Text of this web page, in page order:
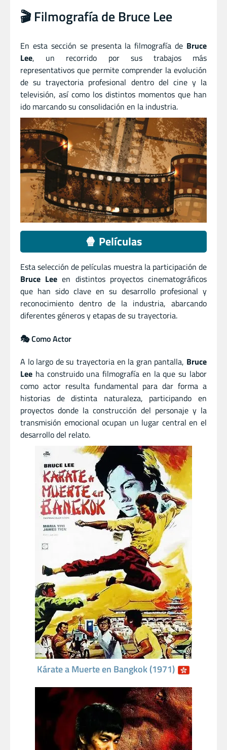
🎬 Filmografía de Bruce Lee
En esta sección se presenta la filmografía de Bruce
Lee, un recorrido por sus trabajos más
representativos que permite comprender la evolución
de su trayectoria profesional dentro del cine y la
televisión, así como los distintos momentos que han
ido marcando su consolidación en la industria.
🍿 Películas
Esta selección de películas muestra la participación de
Bruce Lee en distintos proyectos cinematográficos
que han sido clave en su desarrollo profesional y
reconocimiento dentro de la industria, abarcando
diferentes géneros y etapas de su trayectoria.
🎭 Como Actor
A lo largo de su trayectoria en la gran pantalla, Bruce
Lee ha construido una filmografía en la que su labor
como actor resulta fundamental para dar forma a
historias de distinta naturaleza, participando en
proyectos donde la construcción del personaje y la
transmisión emocional ocupan un lugar central en el
desarrollo del relato.
Kárate a Muerte en Bangkok (1971)